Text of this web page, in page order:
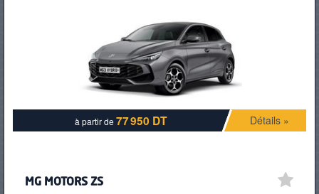
à partir de77 950 DT Détails »
MG MOTORS ZS